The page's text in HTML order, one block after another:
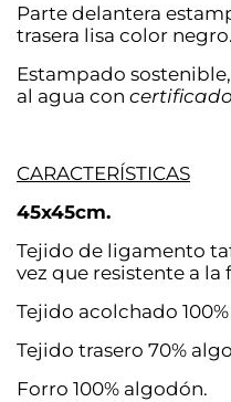
Parte delantera
trasera lisa color negro.
Estampado
al agua con certificado
CARACTERÍSTICAS
45x45cm.
Tejido de ligamento
vez que resistente a la
Tejido acolchado
Tejido trasero 70%
Forro 100% algodón.